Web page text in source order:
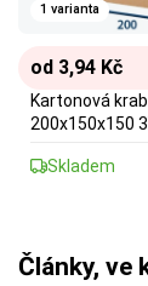
1 varianta
od 3,94 Kč
Kartonová
200x150x150
Skladem
Články, ve